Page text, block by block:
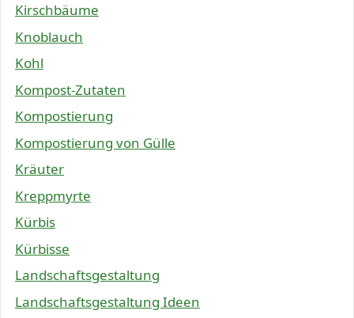
Kirschbäume
Knoblauch
Kohl
Kompost-Zutaten
Kompostierung
Kompostierung von Gülle
Kräuter
Kreppmyrte
Kürbis
Kürbisse
Landschaftsgestaltung
Landschaftsgestaltung Ideen